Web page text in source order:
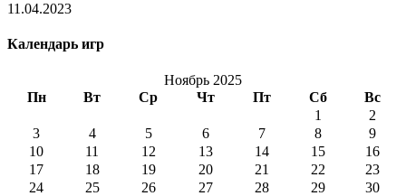
11.04.2023
Календарь игр
Ноябрь 2025
Пн
Вт Ср Чт Пт Сб Вс
1
2
3
4 5 6 7 8
9
10
11 12 13 14 15
16
17
18 19 20 21 22
23
24
25 26 27 28 29 30